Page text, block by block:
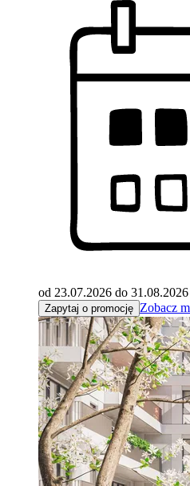
od 23.07.2026 do 31.08.2026
Zapytaj o promocję Zobacz